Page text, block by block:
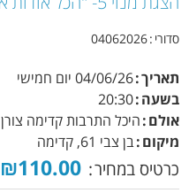
סדורי 04062026
תאריך 04/06/26 יום חמישי
בשעה 20:30
אולם היכל התרבות קדימה צורן
מיקום בן צבי 61, קדימה
כרטיס במחיר ₪110.00